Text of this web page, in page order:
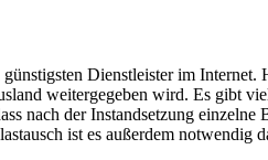
Dienstleister im
weitergegeben wird. Es gibt
nach der Instandsetzung
ist es außerdem